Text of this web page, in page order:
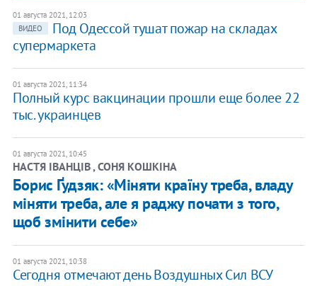
01 августа 2021, 12:03
ВИДЕО
Под Одессой тушат пожар на складах
супермаркета
01 августа 2021, 11:34
Полный курс вакцинации прошли еще более 22
тыс. украинцев
01 августа 2021, 10:45
НАСТЯ ІВАНЦІВ , СОНЯ КОШКІНА
Борис Ґудзяк: «Міняти країну треба, владу
міняти треба, але я раджу почати з того,
щоб змінити себе»
01 августа 2021, 10:38
Сегодня отмечают день Воздушных Сил ВСУ